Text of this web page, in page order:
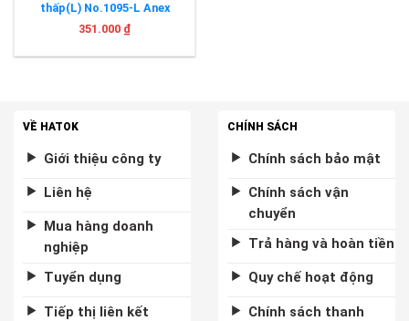
thấp(L) No.1095-L Anex
351.000 ₫
VỀ HATOK
Giới thiệu công ty
Liên hệ
Mua hàng doanh
nghiệp
Tuyển dụng
Tiếp thị liên kết
CHÍNH SÁCH
Chính sách bảo mật
Chính sách vận
chuyển
Trả hàng và hoàn tiền
Quy chế hoạt động
Chính sách thanh